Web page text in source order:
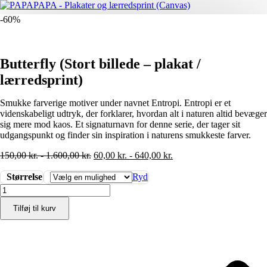
-60%
Butterfly (Stort billede – plakat /
lærredsprint)
Smukke farverige motiver under navnet Entropi. Entropi er et
videnskabeligt udtryk, der forklarer, hvordan alt i naturen altid bevæger
sig mere mod kaos. Et signaturnavn for denne serie, der tager sit
udgangspunkt og finder sin inspiration i naturens smukkeste farver.
150,00kr.-1.600,00kr. 60,00 kr. - 640,00 kr.
Størrelse
Ryd
Butterfly
(Stort
billede
-
Tilføj til kurv